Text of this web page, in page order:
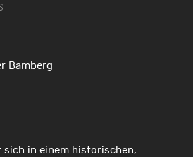
Bamberg
sich in einem historischen,